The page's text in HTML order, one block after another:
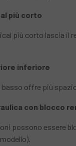
più corto
più corto lascia il
inferiore
basso offre più
con blocco
possono essere